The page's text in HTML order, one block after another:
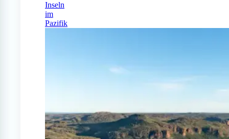
Inseln
im
Pazifik